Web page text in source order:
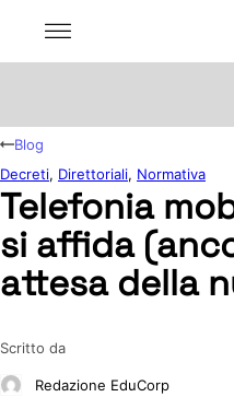
Telefonia
si affida
attesa della
Scritto da
Redazione EduCorp
Blog
Decreti, Direttoriali, Normativa